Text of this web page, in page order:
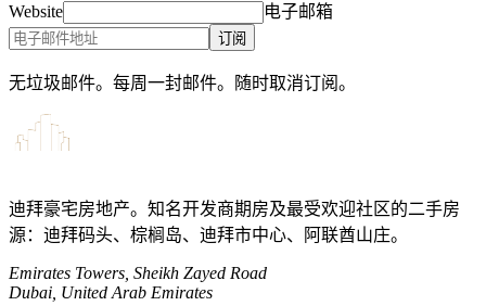
Website 电子邮箱
订阅
无垃圾邮件。每周一封邮件。随时取消订阅。
迪拜豪宅房地产。知名开发商期房及最受欢迎社区的二手房
源：迪拜码头、棕榈岛、迪拜市中心、阿联酋山庄。
Emirates Towers, Sheikh Zayed Road
Dubai, United Arab Emirates